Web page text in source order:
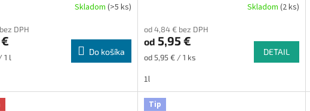
Skladom (>5 ks)
DPH
1 l
Do košíka
produktu
je
5,0
5
Skladom (2 ks)
od 4,84 € bez DPH
od 5,95 €
Jednotková
od 5,95 € / 1 ks
DETAIL
1l
Tip